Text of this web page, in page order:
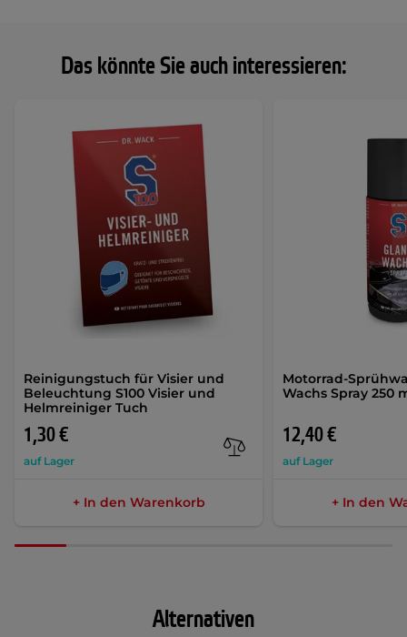
Das könnte Sie auch interessieren:
Reinigungstuch für Visier und
Beleuchtung S100 Visier und
Helmreiniger Tuch
1,30 €
auf Lager
+ In den Warenkorb
Motorrad-
Wachs Spray 250
12,40 €
auf Lager
+ In den
Alternativen